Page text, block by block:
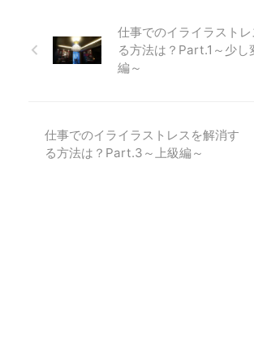
仕事でのイライラスト
る方法は？Part.1～少し
編～
仕事でのイライラストレスを解消す
る方法は？Part.3～上級編～